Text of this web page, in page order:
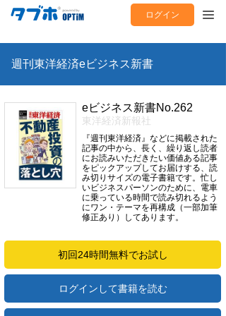
ログイン
週刊東洋経済eビジネス新書
eビジネス新書No.262
東洋経済新報社
『週刊東洋経済』などに掲載された
記事の中から、長く、繰り返し読者
にお読みいただきたい価値ある記事
をピックアップしてお届けする、読
み切りサイズの電子書籍です。忙し
いビジネスパーソンのために、電車
に乗っている時間で読み切れるよう
にワン・テーマを再構成（一部加筆
修正あり）してあります。
初回24時間無料でお試し
ログインして書籍を読む